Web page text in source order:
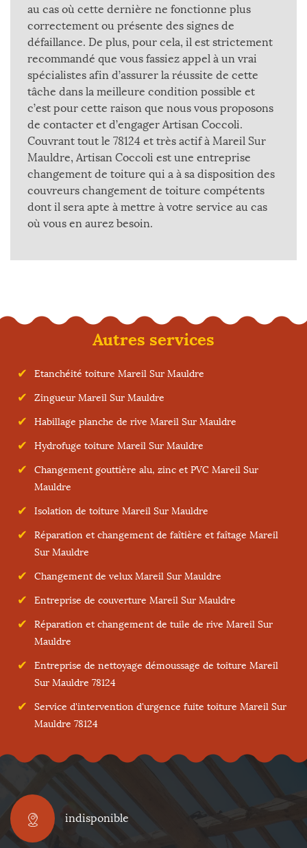
au cas où cette dernière ne fonctionne plus
correctement ou présente des signes de
défaillance. De plus, pour cela, il est strictement
recommandé que vous fassiez appel à un vrai
spécialistes afin d’assurer la réussite de cette
tâche dans la meilleure condition possible et
c’est pour cette raison que nous vous proposons
de contacter et d’engager Artisan Coccoli.
Couvrant tout le 78124 et très actif à Mareil Sur
Mauldre, Artisan Coccoli est une entreprise
changement de toiture qui a à sa disposition des
couvreurs changement de toiture compétents
dont il sera apte à mettre à votre service au cas
où vous en aurez besoin.
Autres services
Etanchéité toiture Mareil Sur Mauldre
Zingueur Mareil Sur Mauldre
Habillage planche de rive Mareil Sur Mauldre
Hydrofuge toiture Mareil Sur Mauldre
Changement gouttière alu, zinc et PVC Mareil Sur
Mauldre
Isolation de toiture Mareil Sur Mauldre
Réparation et changement de faîtière et faîtage Mareil
Sur Mauldre
Changement de velux Mareil Sur Mauldre
Entreprise de couverture Mareil Sur Mauldre
Réparation et changement de tuile de rive Mareil Sur
Mauldre
Entreprise de nettoyage démoussage de toiture Mareil
Sur Mauldre 78124
Service d'intervention d'urgence fuite toiture Mareil Sur
Mauldre 78124
indisponible